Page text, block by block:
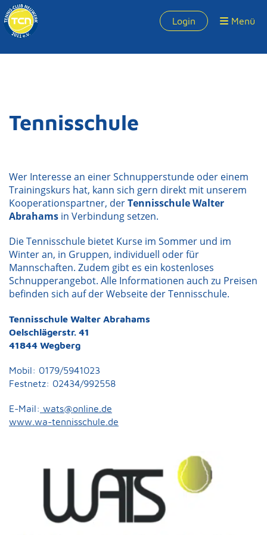
Login Menü
Tennisschule
Wer Interesse an einer Schnupperstunde oder einem
Trainingskurs hat, kann sich gern direkt mit unserem
Kooperationspartner, derTennisschule Walter
Abrahams in Verbindung setzen.
Die Tennisschule bietet Kurse im Sommer und im
Winter an, in Gruppen, individuell oder für
Mannschaften. Zudem gibt es ein kostenloses
Schnupperangebot. Alle Informationen auch zu Preisen
befinden sich auf der Webseite der Tennisschule.
Tennisschule Walter Abrahams
Oelschlägerstr. 41
41844 Wegberg
Mobil: 0179/5941023
Festnetz: 02434/992558
E-Mail: wats@online.de
www.wa-tennisschule.de